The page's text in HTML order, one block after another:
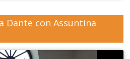
Dante con Assuntina